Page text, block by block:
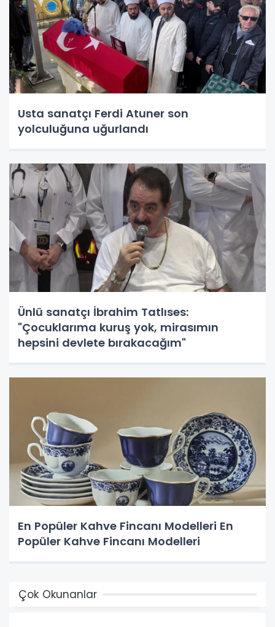
Usta sanatçı Ferdi Atuner son
yolculuğuna uğurlandı
Ünlü sanatçı İbrahim Tatlıses:
"Çocuklarıma kuruş yok, mirasımın
hepsini devlete bırakacağım"
En Popüler Kahve Fincanı Modelleri En
Popüler Kahve Fincanı Modelleri
Çok Okunanlar